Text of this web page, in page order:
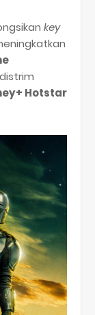
key
Hotstar